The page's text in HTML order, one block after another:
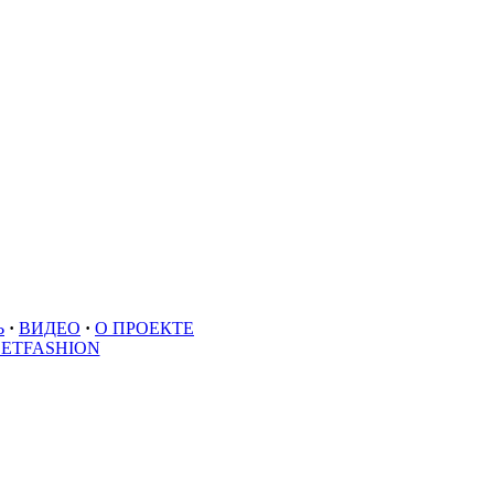
· ВИДЕО · О ПРОЕКТЕ